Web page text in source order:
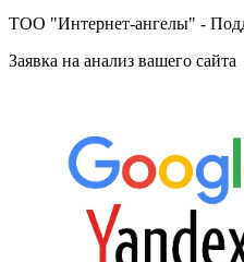
ТОО "Интернет-ангелы" -
Заявка на анализ вашего сайта